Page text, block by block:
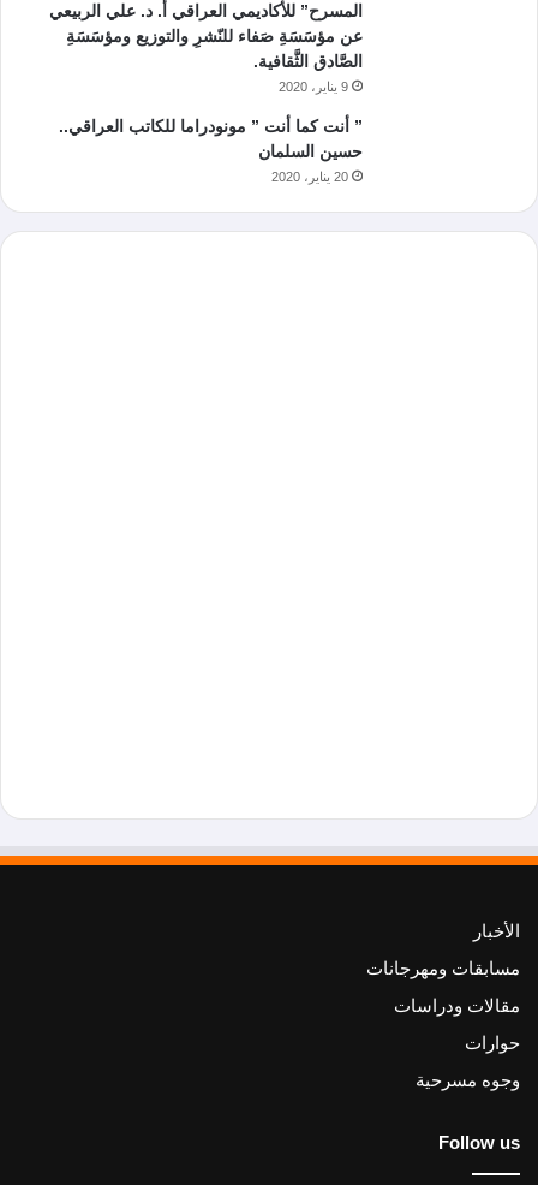
المسرح” للأكاديمي العراقي أ. د. علي الربيعي
عن مؤسَسَةِ صَفاء للنّشرِ والتوزيع ومؤسَسَةِ
الصَّادق الثَّقافية.
9 يناير، 2020
” أنت كما أنت ” مونودراما للكاتب العراقي..
حسين السلمان
20 يناير، 2020
الأخبار
مسابقات ومهرجانات
مقالات ودراسات
حوارات
وجوه مسرحية
Follow us